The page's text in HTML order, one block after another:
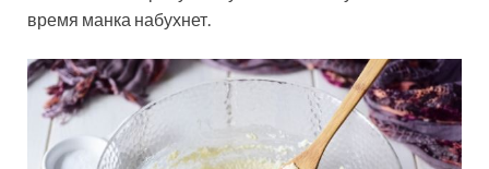
время манка набухнет.